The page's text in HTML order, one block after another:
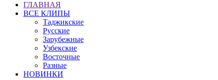
ГЛАВНАЯ
ВСЕ КЛИПЫ
Таджикские
Русские
Зарубежные
Узбекские
Восточные
Разные
НОВИНКИ